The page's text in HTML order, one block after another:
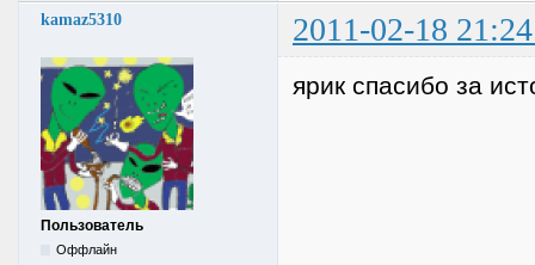
kamaz5310 2011-02-18
Пользователь
Оффлайн
ярик спасибо за